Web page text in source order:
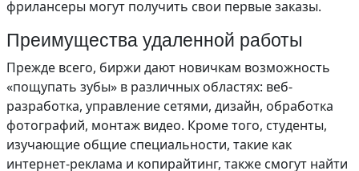
фрилансеры могут получить свои первые заказы.
Преимущества удаленной работы
Прежде всего, биржи дают новичкам возможность
«пощупать зубы» в различных областях: веб-
разработка, управление сетями, дизайн, обработка
фотографий, монтаж видео. Кроме того, студенты,
изучающие общие специальности, такие как
интернет-реклама и копирайтинг, также смогут найти